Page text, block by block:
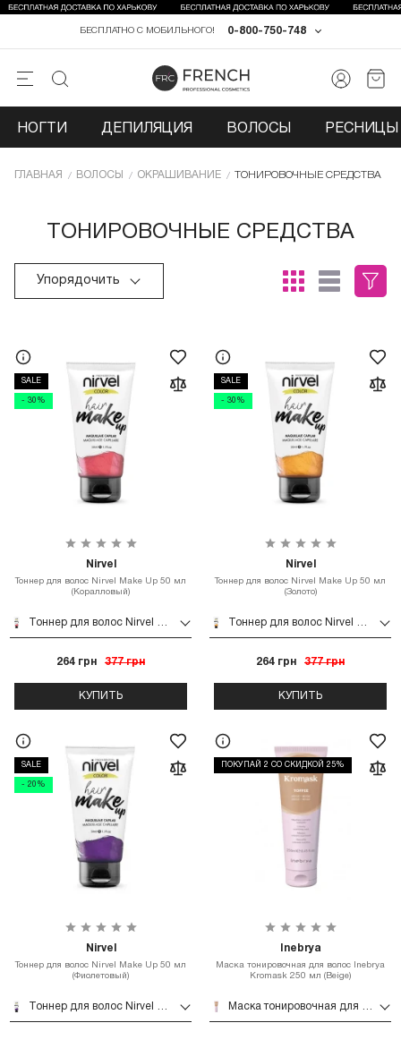
0-800-750-748
БЕСПЛАТНО С МОБИЛЬНОГО!
НОГТИ ДЕПИЛЯЦИЯ ВОЛОСЫ РЕСНИЦЫ
ГЛАВНАЯ ВОЛОСЫ ОКРАШИВАНИЕ ТОНИРОВОЧНЫЕ СРЕДСТВА
ТОНИРОВОЧНЫЕ СРЕДСТВА
Упорядочить
SALE
- 30%
Nirvel
Тоннер для волос Nirvel Make Up 50 мл
(Коралловый)
Тоннер для волос Nirvel Make Up 50 мл (Коралловый)
264 грн 377 грн
КУПИТЬ
SALE
- 30%
Nirvel
Тоннер для волос Nirvel Make Up 50 мл
(Золото)
Тоннер для волос Nirvel Make Up 50 мл (Золото)
264 грн 377 грн
КУПИТЬ
SALE
- 20%
Nirvel
Тоннер для волос Nirvel Make Up 50 мл
(Фиолетовый)
Тоннер для волос Nirvel Make Up 50 мл (Фиолетовый)
ПОКУПАЙ 2 СО СКИДКОЙ 25%
Inebrya
Маска тонировочная для волос Inebrya
Kromask 250 мл (Beige)
Маска тонировочная для волос Inebrya Kromask 250 мл (Beige)